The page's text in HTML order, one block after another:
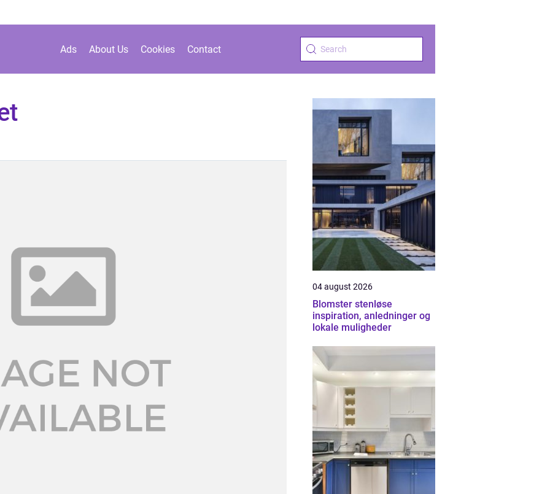
Ads About Us Cookies Contact
04 august 2026
Blomster stenløse
inspiration, anledninger og
lokale muligheder